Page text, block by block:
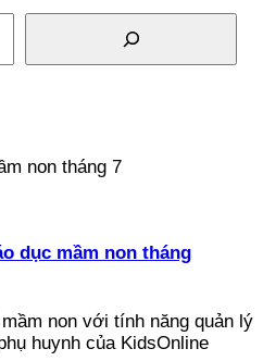
dục mầm non tháng